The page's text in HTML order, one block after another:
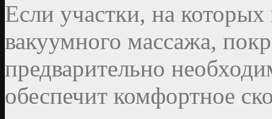
Если участки, на которых
вакуумного массажа,
предварительно
обеспечит комфортное